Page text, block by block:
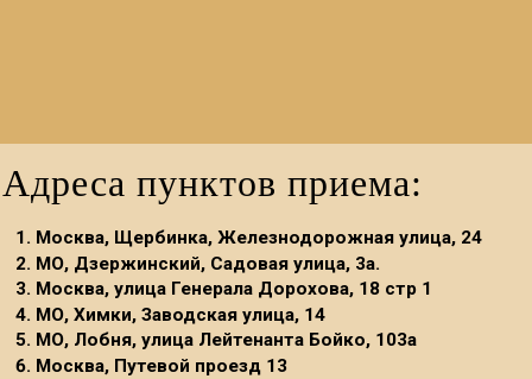
Адреса пунктов приема:
Москва, Щербинка, Железнодорожная улица, 24
МО, Дзержинский, Садовая улица, 3а.
Москва, улица Генерала Дорохова, 18 стр 1
МО, Химки, Заводская улица, 14
МО, Лобня, улица Лейтенанта Бойко, 103а
Москва, Путевой проезд 13